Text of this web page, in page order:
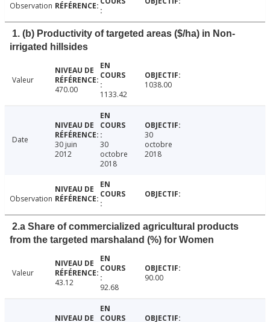
Observation
1. (b) Productivity of targeted areas ($/ha) in Non-
irrigated hillsides
Valeur
470.00
1133.42
1038.00
Date
30 juin
2012
30
octobre
2018
30
octobre
2018
Observation
2.a Share of commercialized agricultural products
from the targeted marshaland (%) for Women
Valeur
43.12
92.68
90.00